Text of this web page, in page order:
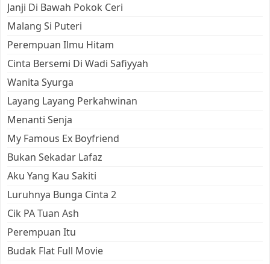
Janji Di Bawah Pokok Ceri
Malang Si Puteri
Perempuan Ilmu Hitam
Cinta Bersemi Di Wadi Safiyyah
Wanita Syurga
Layang Layang Perkahwinan
Menanti Senja
My Famous Ex Boyfriend
Bukan Sekadar Lafaz
Aku Yang Kau Sakiti
Luruhnya Bunga Cinta 2
Cik PA Tuan Ash
Perempuan Itu
Budak Flat Full Movie